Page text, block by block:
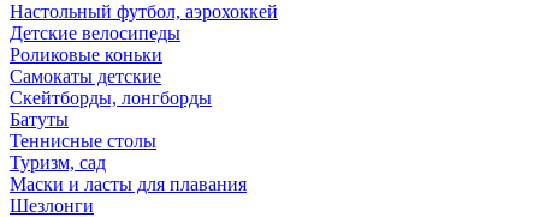
Настольный футбол, аэрохоккей
Детские велосипеды
Роликовые коньки
Самокаты детские
Скейтборды, лонгборды
Батуты
Теннисные столы
Туризм, сад
Маски и ласты для плавания
Шезлонги